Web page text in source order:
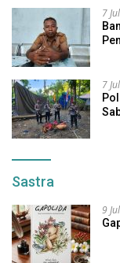
7
7
Sastra
9